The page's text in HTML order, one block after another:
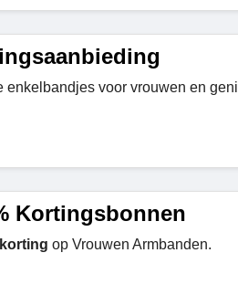
enkelbandjes voor vrouwen en
Kortingsbonnen
op Vrouwen Armbanden.